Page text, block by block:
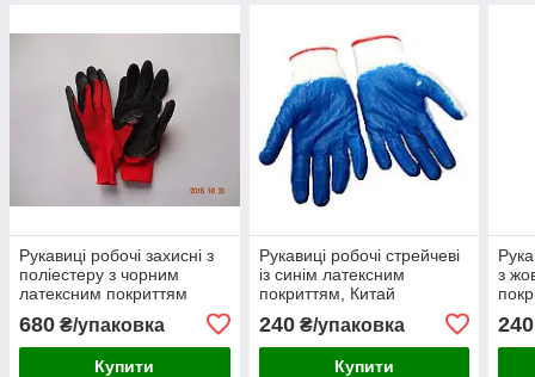
Рукавиці робочі захисні з
поліестеру з чорним
латексним покриттям
пар)
680 ₴/упаковка
Купити
Рукавиці робочі стрейчеві
із синім латексним
покриттям, Китай
240₴/упаковка
Купити
з
240